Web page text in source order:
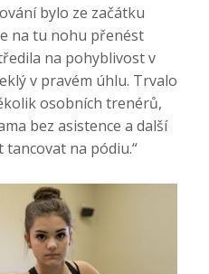
bylo ze začátku
na tu nohu přenést
na pohyblivost v
v pravém úhlu. Trvalo
osobních trenérů,
bez asistence a další
na pódiu.“